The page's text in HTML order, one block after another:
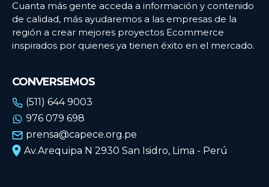
Cuanta más gente acceda a información y contenido
de calidad, más ayudaremos a las empresas de la
región a crear mejores proyectos Ecommerce
inspirados por quienes ya tienen éxito en el mercado.
CONVERSEMOS
(511) 644 9003
976 079 698
prensa@capece.org.pe
Av.Arequipa N 2930 San Isidro, Lima - Perú